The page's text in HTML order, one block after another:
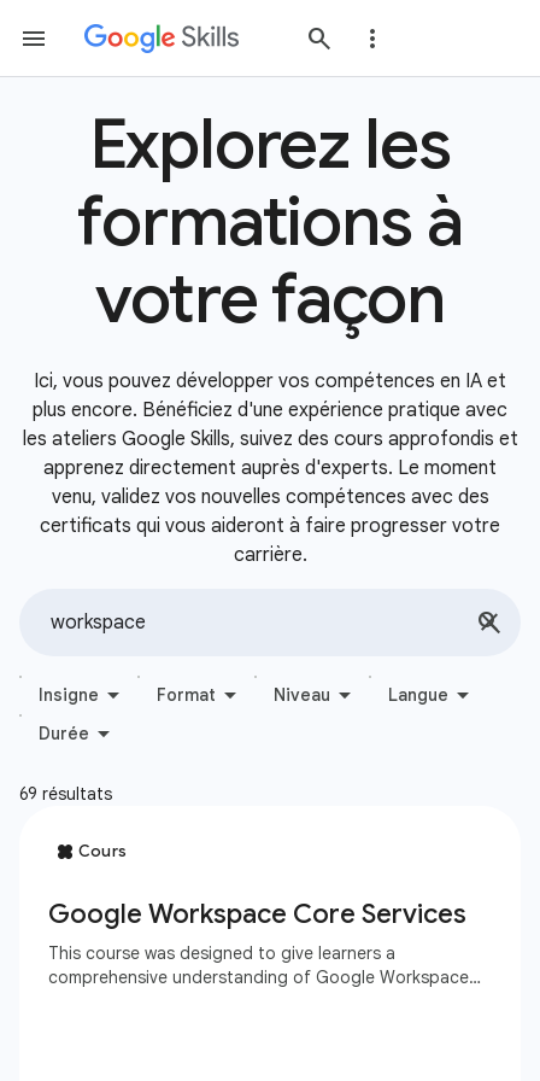
Explorez les
formations à
votre façon
Ici, vous pouvez développer vos compétences en IA et
plus encore. Bénéficiez d'une expérience pratique avec
les ateliers Google Skills, suivez des cours approfondis et
apprenez directement auprès d'experts. Le moment
venu, validez vos nouvelles compétences avec des
certificats qui vous aideront à faire progresser votre
carrière.